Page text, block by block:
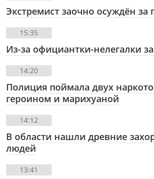
Экстремист заочно осуждён за
15:35
Из-за официантки-нелегалки
14:20
Полиция поймала двух
героином и марихуаной
14:12
В области нашли древние
людей
13:41